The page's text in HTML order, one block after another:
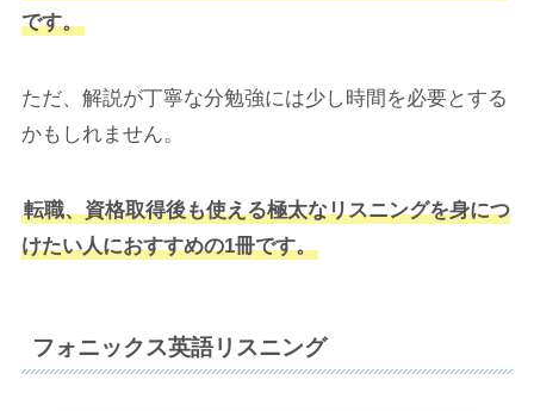
です。
ただ、解説が丁寧な分勉強には少し時間を必要とする
かもしれません。
転職、資格取得後も使える極太なリスニングを身につ
けたい人におすすめの1冊です。
フォニックス英語リスニング